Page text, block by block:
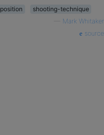
shooting-technique
Mark Whitaker
source